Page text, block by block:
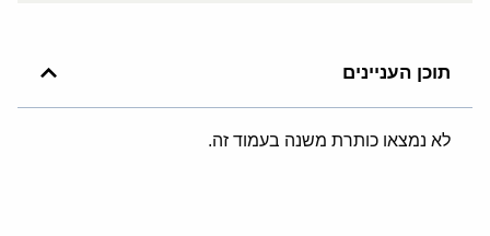
תוכן העניינים
לא נמצאו כותרת משנה בעמוד זה.